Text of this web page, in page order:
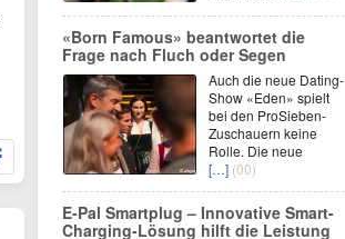
«Born Famous» beantwortet die
Frage nach Fluch oder Segen
Auch die neue Dating-
Show «Eden» spielt
bei den ProSieben-
Zuschauern keine
Rolle. Die neue
[…] (00)
E-Pal Smartplug – Innovative Smart-
Charging-Lösung hilft die Leistung